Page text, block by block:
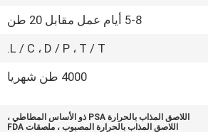
5-8 أيام عمل مقابل 20 طن
L / C ، D / P ، T / T.
4000 طن شهريا
اللاصق المذاب بالحرارة PSA ذو الأساس المطاطي ،
اللاصق المذاب بالحرارة المصبوب ، ملصقات FDA